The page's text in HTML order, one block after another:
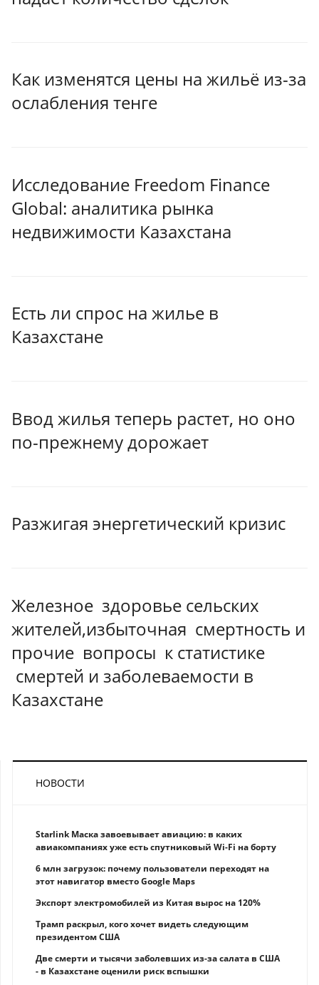
Как изменятся цены на жильё из-за
ослабления тенге
Исследование Freedom Finance
Global: аналитика рынка
недвижимости Казахстана
Есть ли спрос на жилье в
Казахстане
Ввод жилья теперь растет, но оно
по-прежнему дорожает
Разжигая энергетический кризис
Железное здоровье сельских
жителей,избыточная смертность и
прочие вопросы к статистике
смертей и заболеваемости в
Казахстане
НОВОСТИ
Starlink Маска завоевывает авиацию: в каких
авиакомпаниях уже есть спутниковый Wi-Fi на борту
6 млн загрузок: почему пользователи переходят на
этот навигатор вместо Google Maps
Экспорт электромобилей из Китая вырос на 120%
Трамп раскрыл, кого хочет видеть следующим
президентом США
Две смерти и тысячи заболевших из-за салата в США
- в Казахстане оценили риск вспышки